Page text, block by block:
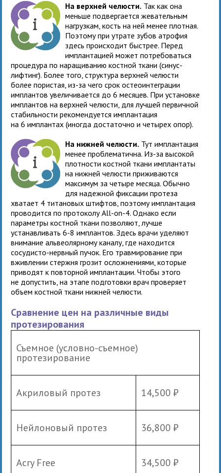
На верхней челюсти. Так как она
меньше подвергается жевательным
нагрузкам, кость на ней менее плотная.
Поэтому при утрате зубов атрофия
здесь происходит быстрее. Перед
имплантацией может потребоваться
процедура по наращиванию костной ткани (синус-
лифтинг). Более того, структура верхней челюсти
более пористая, из-за чего срок остеоинтеграции
имплантов увеличивается до 6 месяцев. При установке
имплантов на верхней челюсти, для лучшей первичной
стабильности рекомендуется имплантация
на 6 имплантах (иногда достаточно и четырех опор).
На нижней челюсти. Тут имплантация
менее проблематична. Из-за высокой
плотности костной ткани имплантаты
на нижней челюсти приживаются
максимум за четыре месяца. Обычно
для надежной фиксации протеза
хватает 4 титановых штифтов, поэтому имплантация
проводится по протоколу All-on-4. Однако если
параметры костной ткани позволяют, лучше
устанавливать 6-8 имплантов. Здесь врачи уделяют
внимание альвеолярному каналу, где находится
сосудисто-нервный пучок. Его травмирование при
вживлении стержня грозит осложнениями, которые
приводят к повторной имплантации. Чтобы этого
не допустить, на этапе подготовки врач проверяет
объем костной ткани нижней челюсти.
Сравнение цен на различные виды
протезирования
Съемное (условно-съемное)
протезирование
Акриловый протез 14,500 ₽
Нейлоновый протез 36,800 ₽
Acry Free 34,500 ₽